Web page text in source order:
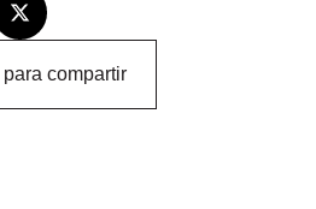
compartir